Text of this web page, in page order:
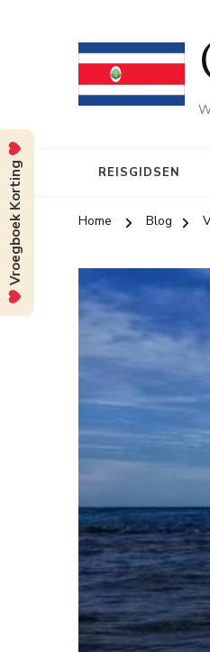
REISGIDSEN
Home Blog
Vroegboek Korting